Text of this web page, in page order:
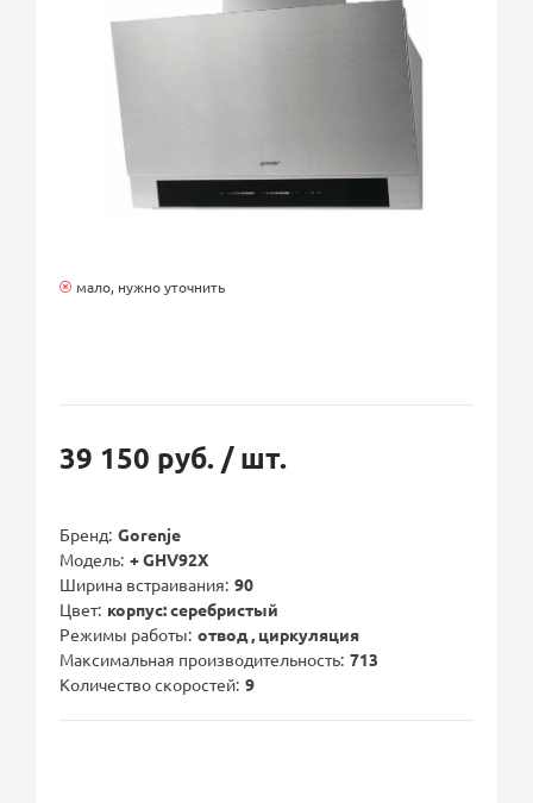
мало, нужно уточнить
39 150 руб. / шт.
Бренд Gorenje
Модель + GHV92X
Ширина встраивания 90
Цвет корпус: серебристый
Режимы работы отвод , циркуляция
Максимальная производительность 713
Количество скоростей 9